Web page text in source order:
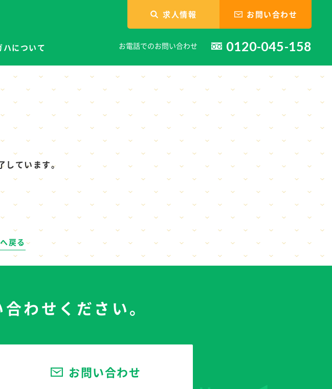
ハについて
求人情報 お問い合わせ
お電話でのお問い合わせ 0120-045-158
しています。
戻る
わせください。
お問い合わせ